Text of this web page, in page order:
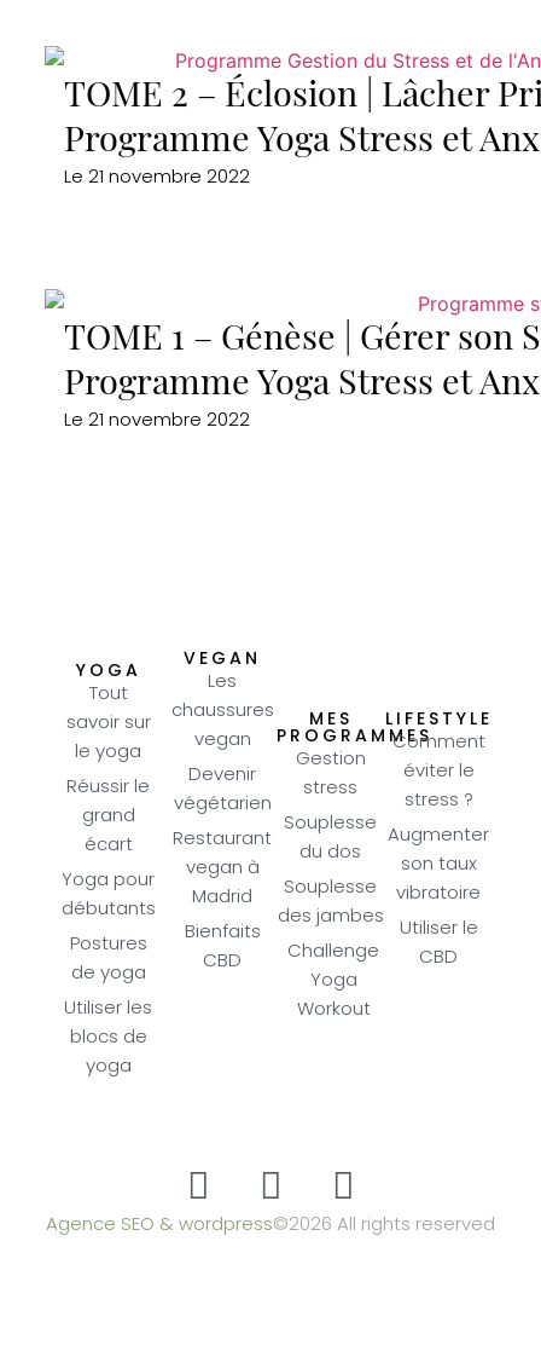
TOME 2 – Éclosion | Lâcher
Programme Yoga Stress et
Le 21 novembre 2022
TOME 1 – Génèse | Gérer son
Programme Yoga Stress et
Le 21 novembre 2022
YOGA
Tout
savoir sur
le yoga
Réussir le
grand
écart
Yoga pour
débutants
Postures
de yoga
Utiliser les
blocs de
yoga
VEGAN
Les
chaussures
vegan
Devenir
végétarien
Restaurant
vegan à
Madrid
Bienfaits
CBD
MES
PROGRAMMES
Gestion
stress
Souplesse
du dos
Souplesse
des jambes
Challenge
Yoga
Workout
LIFESTYLE
Comment
éviter le
stress ?
Augmenter
son taux
vibratoire
Utiliser le
CBD
Agence SEO & wordpress©2026 All rights reserved